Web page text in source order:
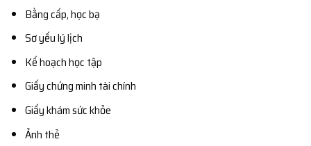
Bằng cấp, học bạ
Sơ yếu lý lịch
Kế hoạch học tập
Giấy chứng minh tài chính
Giấy khám sức khỏe
Ảnh thẻ